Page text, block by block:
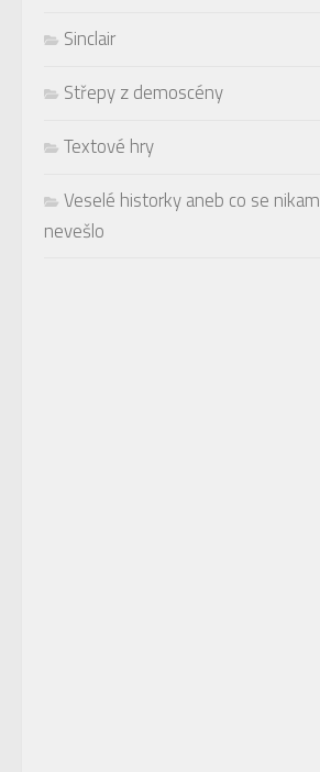
Sinclair
Střepy z demoscény
Textové hry
Veselé historky aneb co se nikam
nevešlo